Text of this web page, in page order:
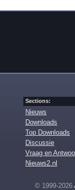
Sections:
Nieuws
Downloads
Top Downloads
Discussie
Vraag en
Nieuws2.nl
© 1999-2026